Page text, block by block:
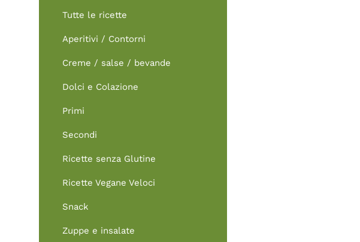
Tutte le ricette
Aperitivi / Contorni
Creme / salse / bevande
Dolci e Colazione
Primi
Secondi
Ricette senza Glutine
Ricette Vegane Veloci
Snack
Zuppe e insalate